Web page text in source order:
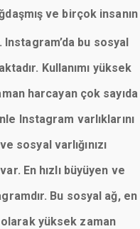
ve birçok insanın
Instagram’da bu sosyal
Kullanımı yüksek
harcayan çok sayıda
Instagram varlıklarını
sosyal varlığınızı
En hızlı büyüyen ve
Bu sosyal ağ, en
yüksek zaman